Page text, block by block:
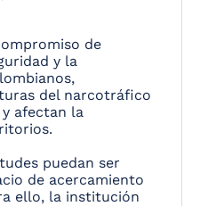
de
y la
del narcotráfico
afectan la
puedan ser
de acercamiento
ello, la institución